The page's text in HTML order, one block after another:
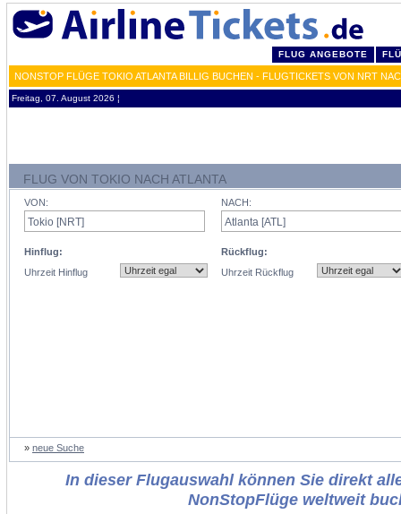
FLUG ANGEBOTE
NONSTOP FLÜGE TOKIO ATLANTA BILLIG BUCHEN - FLUGTICKETS VON NRT
Freitag, 07. August 2026 ¦
FLUG VON TOKIO NACH ATLANTA
VON:
Hinflug:
Uhrzeit Hinflug
NACH:
Rückflug:
Uhrzeit Rückflug
» neue Suche
In dieser Flugauswahl können Sie direkt
NonStopFlüge weltweit